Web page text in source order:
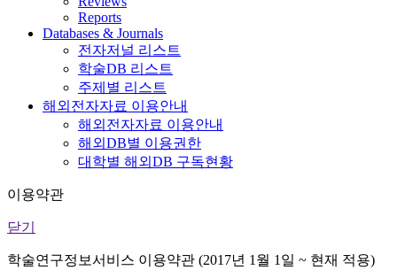
Reports
Databases & Journals
전자저널 리스트
학술DB 리스트
주제별 리스트
해외전자자료 이용안내
해외전자자료 이용안내
해외DB별 이용권한
대학별 해외DB 구독현황
이용약관
닫기
학술연구정보서비스 이용약관 (2017년 1월 1일 ~ 현재 적용)